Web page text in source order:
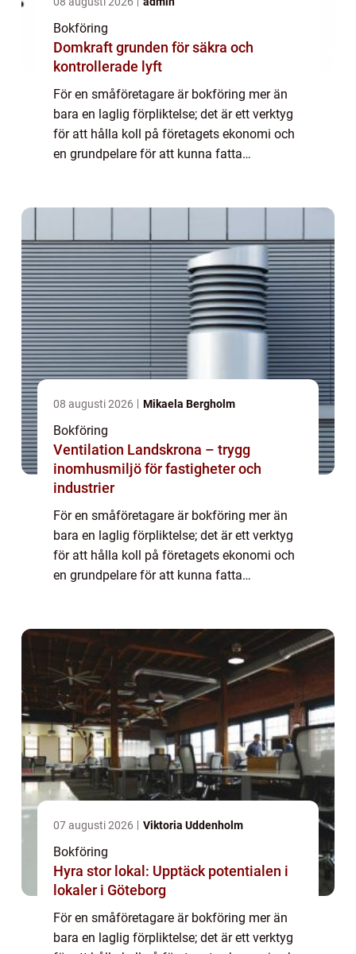
Bokföring
Domkraft grunden för säkra och
kontrollerade lyft
För en småföretagare är bokföring mer än
bara en laglig förpliktelse; det är ett verktyg
för att hålla koll på företagets ekonomi och
en grundpelare för att kunna fatta
08 augusti 2026 Mikaela Bergholm
Bokföring
Ventilation Landskrona – trygg
inomhusmiljö för fastigheter och
industrier
För en småföretagare är bokföring mer än
bara en laglig förpliktelse; det är ett verktyg
för att hålla koll på företagets ekonomi och
en grundpelare för att kunna fatta
07 augusti 2026 Viktoria Uddenholm
Bokföring
Hyra stor lokal: Upptäck potentialen i
lokaler i Göteborg
För en småföretagare är bokföring mer än
bara en laglig förpliktelse; det är ett verktyg